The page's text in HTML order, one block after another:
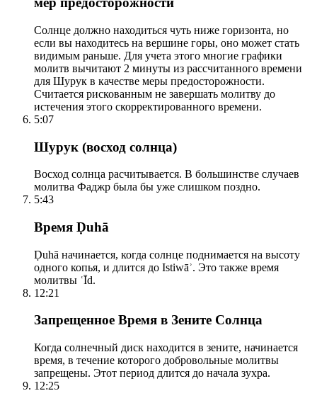
Солнце должно находиться чуть ниже горизонта, но
если вы находитесь на вершине горы, оно может стать
видимым раньше. Для учета этого многие графики
молитв вычитают 2 минуты из рассчитанного времени
для Шурук в качестве меры предосторожности.
Считается рискованным не завершать молитву до
истечения этого скорректированного времени.
5:07
Шурук (восход солнца)
Восход солнца расчитывается. В большинстве случаев
молитва Фаджр была бы уже слишком поздно.
5:43
Время Ḍuhā
Ḍuhā начинается, когда солнце поднимается на высоту
одного копья, и длится до Istiwāʾ. Это также время
молитвы ʿĪd.
12:21
Запрещенное Время в Зените Солнца
Когда солнечный диск находится в зените, начинается
время, в течение которого добровольные молитвы
запрещены. Этот период длится до начала зухра.
12:25